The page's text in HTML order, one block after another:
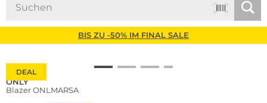
BIS ZU -50% IM FINAL SALE
DEAL
ONLY
Blazer ONLMARSA